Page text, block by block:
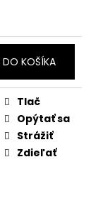
DO KOŠÍKA
Tlač
Opýtať sa
Strážiť
Zdieľať